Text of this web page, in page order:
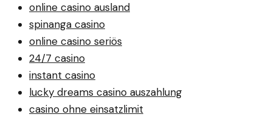
online casino ausland
spinanga casino
online casino seriös
24/7 casino
instant casino
lucky dreams casino auszahlung
casino ohne einsatzlimit